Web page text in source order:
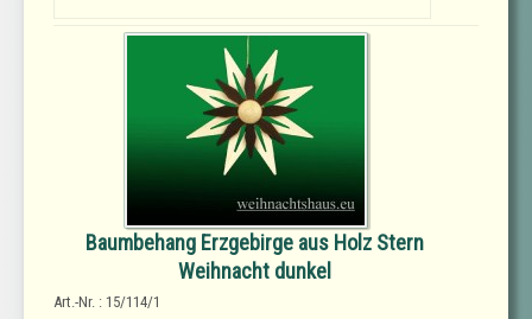
Baumbehang Erzgebirge aus Holz Stern
Weihnacht dunkel
Art.-Nr. : 15/114/1